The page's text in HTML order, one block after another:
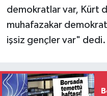
demokratlar var, Kürt
muhafazakar
işsiz gençler var" dedi.